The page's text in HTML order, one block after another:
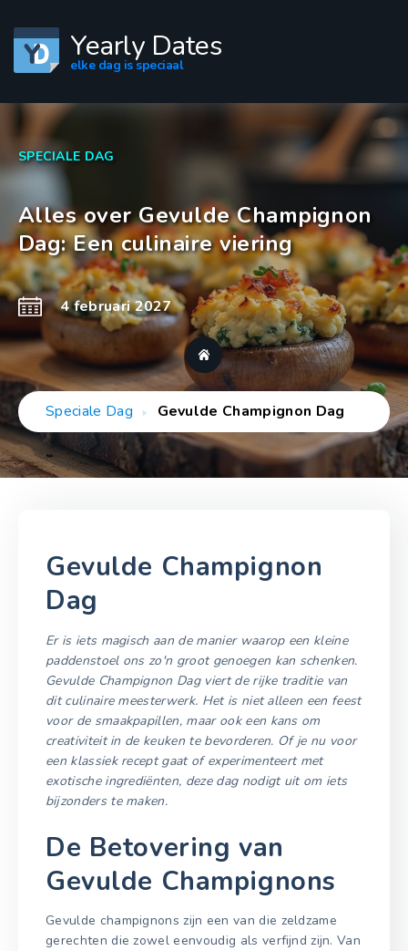
Yearly Dates
elke dag is speciaal
SPECIALE DAG
Alles over Gevulde Champignon
Dag: Een culinaire viering
4 februari 2027
Speciale Dag Gevulde Champignon Dag
Gevulde Champignon
Dag
Er is iets magisch aan de manier waarop een kleine
paddenstoel ons zo'n groot genoegen kan schenken.
Gevulde Champignon Dag viert de rijke traditie van
dit culinaire meesterwerk. Het is niet alleen een feest
voor de smaakpapillen, maar ook een kans om
creativiteit in de keuken te bevorderen. Of je nu voor
een klassiek recept gaat of experimenteert met
exotische ingrediënten, deze dag nodigt uit om iets
bijzonders te maken.
De Betovering van
Gevulde Champignons
Gevulde champignons zijn een van die zeldzame
gerechten die zowel eenvoudig als verfijnd zijn. Van